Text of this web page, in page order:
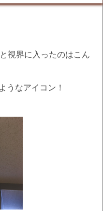
視界に入ったのはこん
うなアイコン！